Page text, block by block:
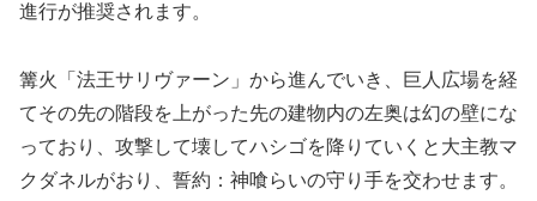
進行が推奨されます。
篝火「法王サリヴァーン」から進んでいき、巨人広場を経
てその先の階段を上がった先の建物内の左奥は幻の壁にな
っており、攻撃して壊してハシゴを降りていくと大主教マ
クダネルがおり、誓約：神喰らいの守り手を交わせます。